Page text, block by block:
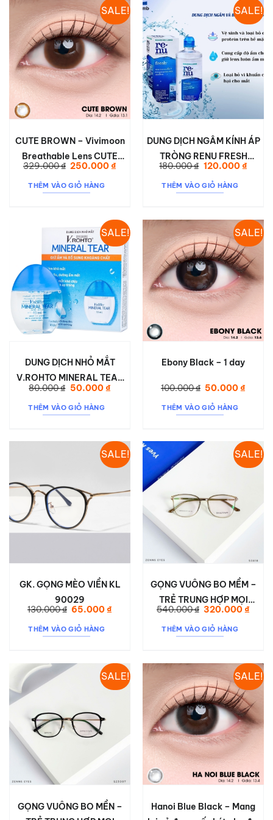
SALE!
CUTE BROWN – Vivimoon
Breathable Lens CUTE
BROWN
329.000₫ Giá
là:
329.000 ₫.
250.000₫Giá
THÊM VÀO GIỎ HÀNG
SALE!
DUNG DỊCH NGÂM KÍNH ÁP
TRÒNG RENU FRESH
60ML/120ML/355ML
180.000₫ Giá
là:
180.000 ₫.
120.000₫Giá
THÊM VÀO GIỎ HÀNG
SALE!
DUNG DỊCH NHỎ MẮT
V.ROHTO MINERAL TEAR
GIỮ ẨM VÀ BỔ SUNG
KHOÁNG CHẤT (13ML)
80.000₫ Giá
là:
80.000 ₫.
50.000₫Giá
THÊM VÀO GIỎ HÀNG
SALE!
Ebony Black – 1 day
100.000₫ Giá
là:
100.000 ₫.
50.000₫Giá
THÊM VÀO GIỎ HÀNG
SALE!
GK. GỌNG MÈO VIỀN KL
90029
130.000₫ Giá
là:
130.000 ₫.
65.000₫Giá
THÊM VÀO GIỎ HÀNG
SALE!
GỌNG VUÔNG BO MỀM –
TRẺ TRUNG HỢP MỌI
STYLE S0818
540.000₫ Giá
là:
540.000 ₫.
320.000₫Giá
THÊM VÀO GIỎ HÀNG
SALE!
GỌNG VUÔNG BO MỀN –
SALE!
Hanoi Blue Black – Mang